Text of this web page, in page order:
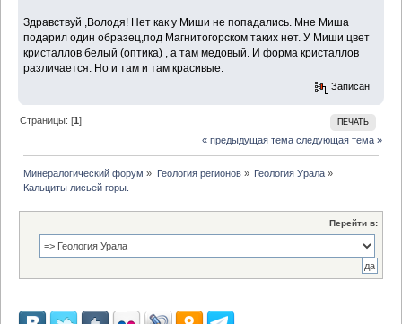
Здравствуй ,Володя! Нет как у Миши не попадались. Мне Миша
подарил один образец,под Магнитогорском таких нет. У Миши цвет
кристаллов белый (оптика) , а там медовый. И форма кристаллов
различается. Но и там и там красивые.
Записан
ПЕЧАТЬ
Страницы: [1]
« предыдущая тема следующая тема »
Минералогический форум » Геология регионов» Геология Урала»
Кальциты лисьей горы.
Перейти в: